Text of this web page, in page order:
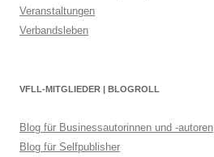
Veranstaltungen
Verbandsleben
VFLL-MITGLIEDER | BLOGROLL
Blog für Businessautorinnen und -autoren
Blog für Selfpublisher